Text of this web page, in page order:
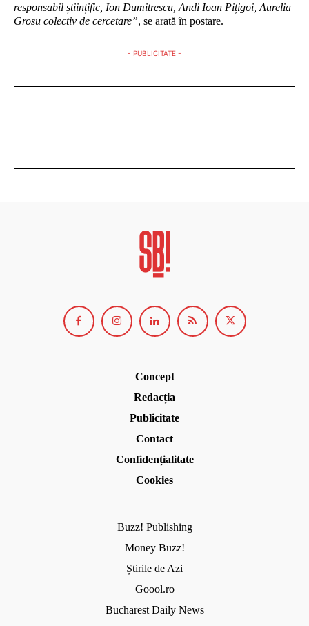
responsabil științific, Ion Dumitrescu, Andi Ioan Pițigoi, Aurelia
Grosu colectiv de cercetare”, se arată în postare.
- PUBLICITATE -
Concept
Redacția
Publicitate
Contact
Confidențialitate
Cookies
Buzz! Publishing
Money Buzz!
Știrile de Azi
Goool.ro
Bucharest Daily News